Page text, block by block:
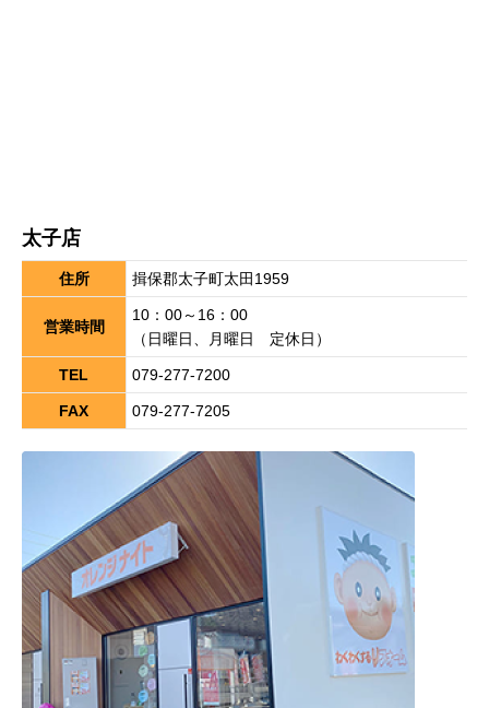
太子店
住所 揖保郡太子町太田1959
営業時間
10：00～16：00
（日曜日、月曜日 定休日）
TEL 079-277-7200
FAX 079-277-7205